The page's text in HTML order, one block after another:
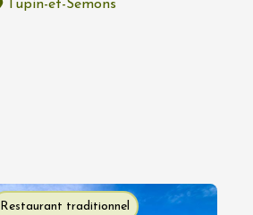
Tupin-et-Semons
Restaurant traditionnel